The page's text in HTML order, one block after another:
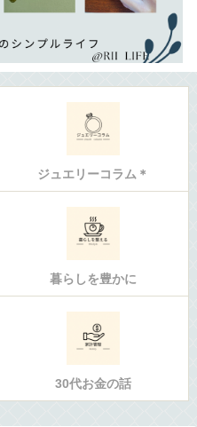
ジュエリーコラム＊
暮らしを豊かに
30代お金の話